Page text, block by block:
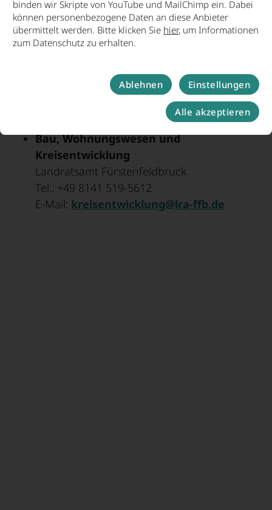
Ansprechpartner
Landratsamt Fürstenfeldbruck
Tel.: +49 8141 519-248 oder -310
wirtschaftsfoerderung@lra-ffb.de
Bau, Wohnungswesen und
Kreisentwicklung
Landratsamt Fürstenfeldbruck
Tel.: +49 8141 519-5612
E-Mail: kreisentwicklung@lra-ffb.de
binden wir Skripte von YouTube und MailChimp ein. Dabei
können personenbezogene Daten an diese Anbieter
übermittelt werden. Bitte klicken Sie hier, um Informationen
zum Datenschutz zu erhalten.
Ablehnen Einstellungen
Alle akzeptieren